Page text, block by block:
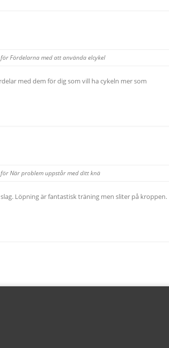
för Fördelarna med att använda elcykel
med dem för dig som vill ha cykeln mer som
för När problem uppstår med ditt knä
Löpning är fantastisk träning men sliter på kroppen.